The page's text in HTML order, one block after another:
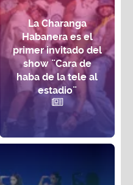
La Charanga
Habanera es el
primer invitado del
show ¨Cara de
haba de la tele al
estadio¨